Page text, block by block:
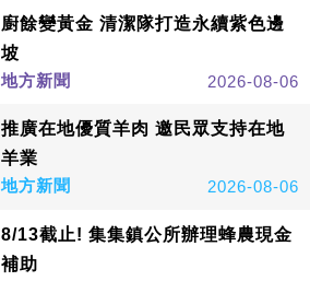
廚餘變黃金 清潔隊打造永續紫色邊
坡
地方新聞
2026-08-06
推廣在地優質羊肉 邀民眾支持在地
羊業
地方新聞
2026-08-06
8/13截止! 集集鎮公所辦理蜂農現金
補助